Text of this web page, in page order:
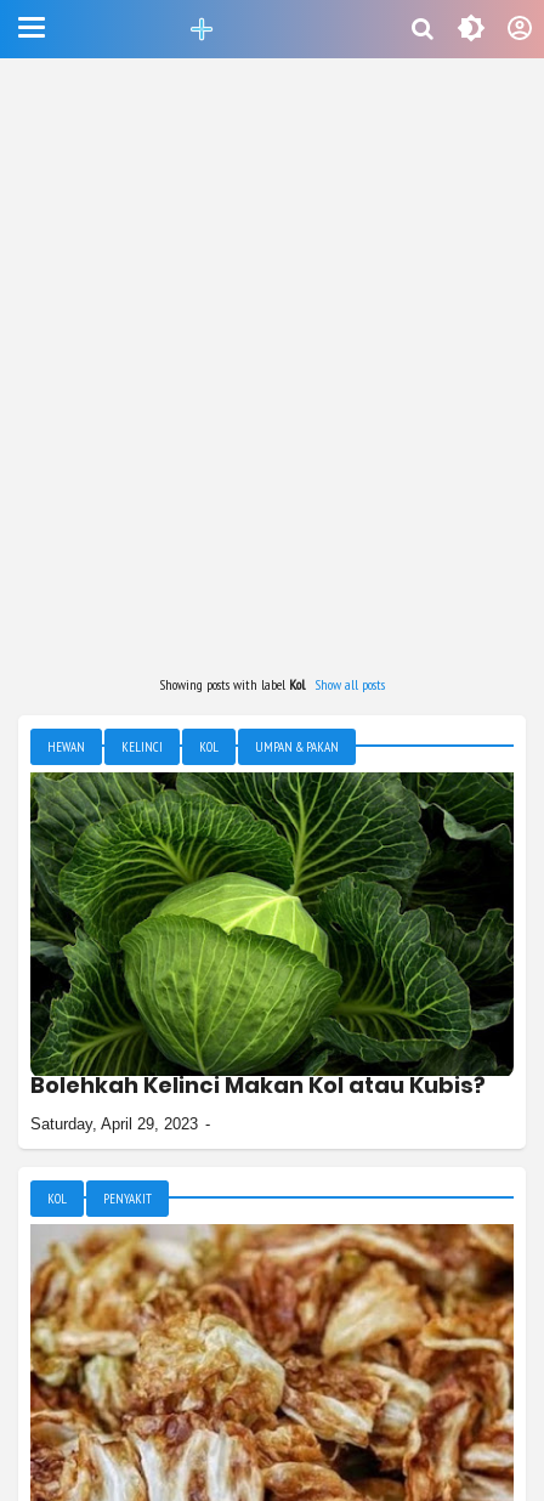
Showing posts with label Kol. Show all posts
HEWAN KELINCI KOL UMPAN & PAKAN
Bolehkah Kelinci Makan Kol atau Kubis?
Saturday, April 29, 2023
KOL PENYAKIT